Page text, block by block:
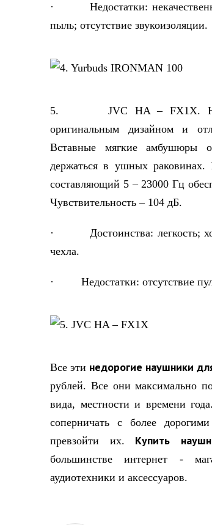
· Недостатки:
пыль; отсутствие звукоизоляции.
5. JVC HA – FX1X.
оригинальным дизайном и
Вставные мягкие амбушюры
держаться в ушных раковинах.
составляющий 5 – 23000 Гц
Чувствительность – 104 дБ.
· Достоинства: легкость;
чехла.
· Недостатки: отсутствие
Все эти недорогие наушники
рублей. Все они максимально
вида, местности и времени
соперничать с более
превзойти их. Купить
большинстве интернет -
аудиотехники и аксессуаров.